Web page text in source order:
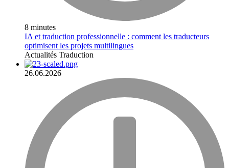
8 minutes
IA et traduction professionnelle : comment les traducteurs
optimisent les projets multilingues
Actualités Traduction
26.06.2026